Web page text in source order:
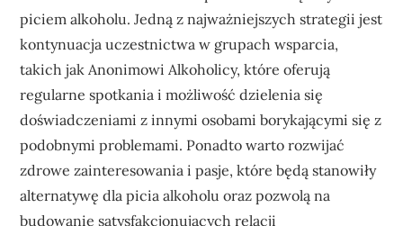
piciem alkoholu. Jedną z najważniejszych strategii jest
kontynuacja uczestnictwa w grupach wsparcia,
takich jak Anonimowi Alkoholicy, które oferują
regularne spotkania i możliwość dzielenia się
doświadczeniami z innymi osobami borykającymi się z
podobnymi problemami. Ponadto warto rozwijać
zdrowe zainteresowania i pasje, które będą stanowiły
alternatywę dla picia alkoholu oraz pozwolą na
budowanie satysfakcjonujących relacji